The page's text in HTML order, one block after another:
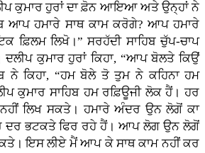
ਕੁਮਾਰ ਹੁਰਾਂ ਦਾ ਫ਼ੋਨ ਆਇਆ ਅਤੇ ਉਨ੍ਹਾਂ ਨੇ
ਆਪ ਹਮਾਰੇ ਸਾਥ ਕਾਮ ਕਰੋਗੇ? ਆਪ ਹਮਾਰੇ
ਫ਼ਿਲਮ ਲਿਖੋ।” ਸਰਹੱਦੀ ਸਾਹਿਬ ਚੁੱਪ-ਚਾਪ
ਕੁਮਾਰ ਹੁਰਾਂ ਕਿਹਾ, “ਆਪ ਬੋਲਤੇ ਕਿਉਂ
ਨੇ ਕਿਹਾ, “ਹਮ ਬੋਲੇ ਤੋ ਤੁਮ ਨੇ ਕਹਿਨਾ ਹਮ
ਕੁਮਾਰ ਸਾਹਿਬ ਹਮ ਰਫ਼ਿਊਜੀ ਲੋਕ ਹੈਂ। ਹਰ
ਨਹੀਂ ਲਿਖ ਸਕਤੇ। ਹਮਾਰੇ ਅੰਦਰ ਉਨ ਲੋਗੋਂ ਕਾ
ਦਰ ਭਟਕਤੇ ਫਿਰ ਰਹੇ ਹੈਂ। ਆਪ ਲੋਗ ਉਨ ਲੋਗੋਂ
ਇਸ ਲੀਏ ਮੈਂ ਆਪ ਕੇ ਸਾਥ ਕਾਮ ਨਹੀਂ ਕਰ